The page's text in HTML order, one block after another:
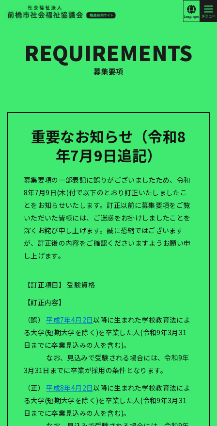
このページの本文へ移動
Foreign
REQUIREMENTS
募集要項
重要なお知らせ（令和8
年7月9日追記）
募集要項の一部表記に誤りがございましたため、令和
8年7月9日(木)付で以下のとおり訂正いたしましたこ
とをお知らせいたします。訂正以前に募集要項をご覧
いただいた皆様には、ご迷惑をお掛けしましたことを
深くお詫び申し上げます。誠に恐縮ではございます
が、訂正後の内容をご確認くださいますようお願い申
し上げます。
【訂正項目】 受験資格
【訂正内容】
（誤）平成7年4月2日以降に生まれた学校教育法によ
る大学(短期大学を除く)を卒業した人(令和9年3月31
日までに卒業見込みの人を含む)。
なお、見込みで受験される場合には、令和9年
3月31日までに卒業が採用の条件となります。
（正）平成8年4月2日以降に生まれた学校教育法によ
る大学(短期大学を除く)を卒業した人(令和9年3月31
日までに卒業見込みの人を含む)。